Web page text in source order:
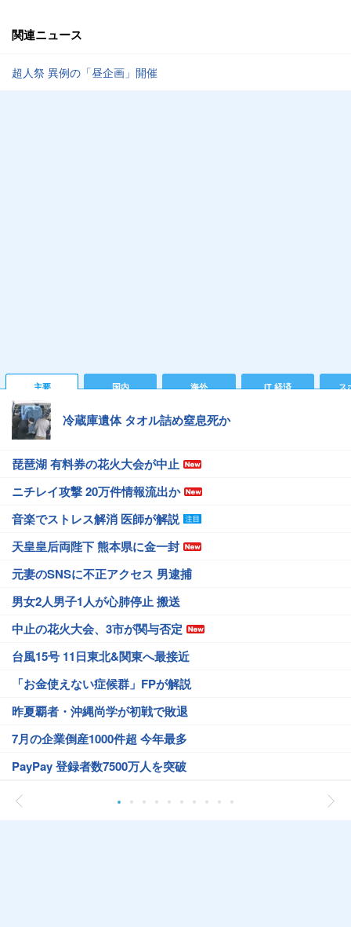
関連ニュース
超人祭 異例の「昼企画」開催
主要 国内 海外 IT 経済 ス
冷蔵庫遺体 タオル詰め窒息死か
琵琶湖 有料券の花火大会が中止
ニチレイ攻撃 20万件情報流出か
音楽でストレス解消 医師が解説
天皇皇后両陛下 熊本県に金一封
元妻のSNSに不正アクセス 男逮捕
男女2人男子1人が心肺停止 搬送
中止の花火大会、3市が関与否定
台風15号 11日東北&関東へ最接近
「お金使えない症候群」FPが解説
昨夏覇者・沖縄尚学が初戦で敗退
7月の企業倒産1000件超 今年最多
PayPay 登録者数7500万人を突破